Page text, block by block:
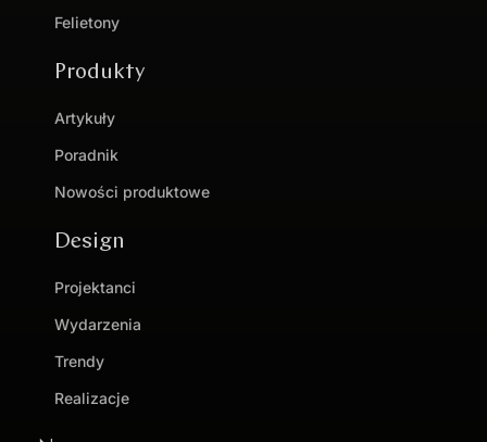
Felietony
Produkty
Artykuły
Poradnik
Nowości produktowe
Design
Projektanci
Wydarzenia
Trendy
Realizacje